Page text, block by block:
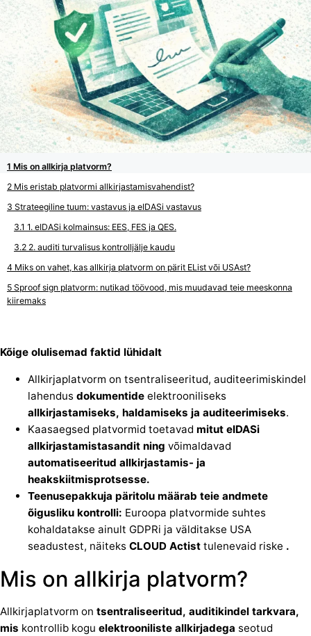
Mis on allkirja platvorm?
Mis eristab platvormi allkirjastamisvahendist?
Strateegiline tuum: vastavus ja eIDASi vastavus
1. eIDASi kolmainsus: EES, FES ja QES.
2. auditi turvalisus kontrolljälje kaudu
Miks on vahet, kas allkirja platvorm on pärit EList või USAst?
Sproof sign platvorm: nutikad töövood, mis muudavad teie meeskonna
kiiremaks
Kõige olulisemad faktid lühidalt
Allkirjaplatvorm on tsentraliseeritud, auditeerimiskindel
lahendus dokumentide elektrooniliseks
allkirjastamiseks, haldamiseks ja auditeerimiseks.
Kaasaegsed platvormid toetavad mitut eIDASi
allkirjastamistasandit ning võimaldavad
automatiseeritud allkirjastamis- ja
heakskiitmisprotsesse.
Teenusepakkuja päritolu määrab teie andmete
õigusliku kontrolli: Euroopa platvormide suhtes
kohaldatakse ainult GDPRi ja välditakse USA
seadustest, näiteks CLOUD Actist tulenevaid riske .
Mis on allkirja platvorm?
Allkirjaplatvorm on tsentraliseeritud, auditikindel tarkvara,
mis kontrollib kogu elektrooniliste allkirjadega seotud